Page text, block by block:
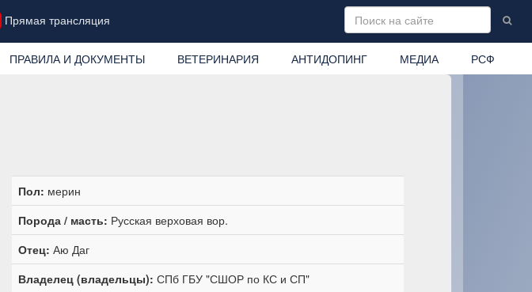
Прямая трансляция
ПРАВИЛА И ДОКУМЕНТЫ ВЕТЕРИНАРИЯ АНТИДОПИНГ МЕДИА РСФ
Пол: мерин
Порода / масть: Русская верховая вор.
Отец: Аю Даг
Владелец (владельцы): СПб ГБУ "СШОР по КС и СП"